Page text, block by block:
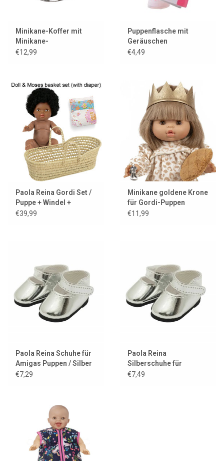
Minikane-Koffer mit
Minikane-
Aufdruck/Vogel
€12,99
Puppenflasche mit
Geräuschen
€4,49
Paola Reina Gordi Set /
Puppe + Windel +
Moses-Korb
€39,99
Minikane goldene Krone
für Gordi-Puppen
€11,99
Paola Reina Schuhe für
Amigas Puppen / Silber
€7,29
Paola Reina
Silberschuhe für
Amigas-Puppen
€7,49